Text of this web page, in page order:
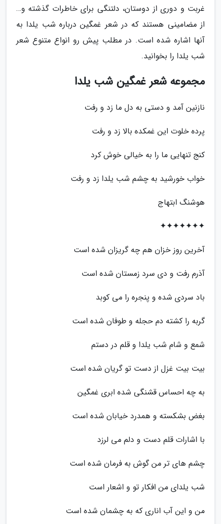
غربت و دوری از دوستان، دلتنگی برای خاطرات گذشته و…
از مضامینی هستند که در شعر غمگین درباره شب یلدا به
آنها اشاره شده است. در مطلب پیش رو انواع متنوع شعر
شب یلدا را بخوانید.
مجموعه شعر غمگین شب یلدا
نازنین آمد و دستی به دل ما زد و رفت
پرده خلوت این غمکده بالا زد و رفت
کنج تنهایی ما را به خیالی خوش کرد
خواب خورشید به چشم شب یلدا زد و رفت
هوشنگ ابتهاج
✦✦✦✦✦✦✦
آخرین روز خزان هم چه گریزان شده است
آذرم رفت و دی سرد زمستان شده است
باد سردی شده و پنجره را می کوبد
گربه را کشته دم حجله و طوفان شده است
شمع و شام شب یلدا و قلم در دستم
بیت بیت غزل از دست تو گریان شده است
به چه احساس قشنگی شده ابری غمگین
بغض بشکسته و همدرد خیابان شده است
با اشارات قلم دست و دلم می لرزد
چشم های تر من گوش به فرمان شده است
شب یلدای من افکار تو و اشعار است
من و این آب اناری که به چشمان شده است